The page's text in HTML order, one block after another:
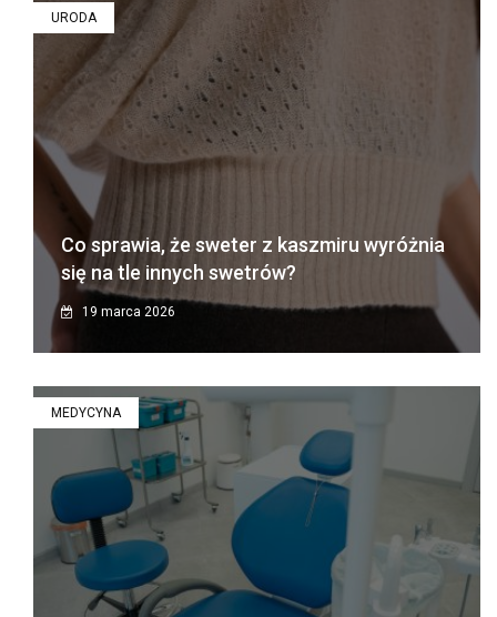
URODA
Co sprawia, że sweter z kaszmiru wyróżnia
się na tle innych swetrów?
19 marca 2026
MEDYCYNA